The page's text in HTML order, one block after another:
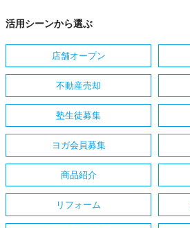
活用シーンから選ぶ
店舗オープン
不動産売却
塾生徒募集
ヨガ会員募集
商品紹介
リフォーム